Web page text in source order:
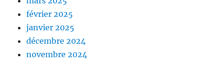
février 2025
janvier 2025
décembre 2024
novembre 2024